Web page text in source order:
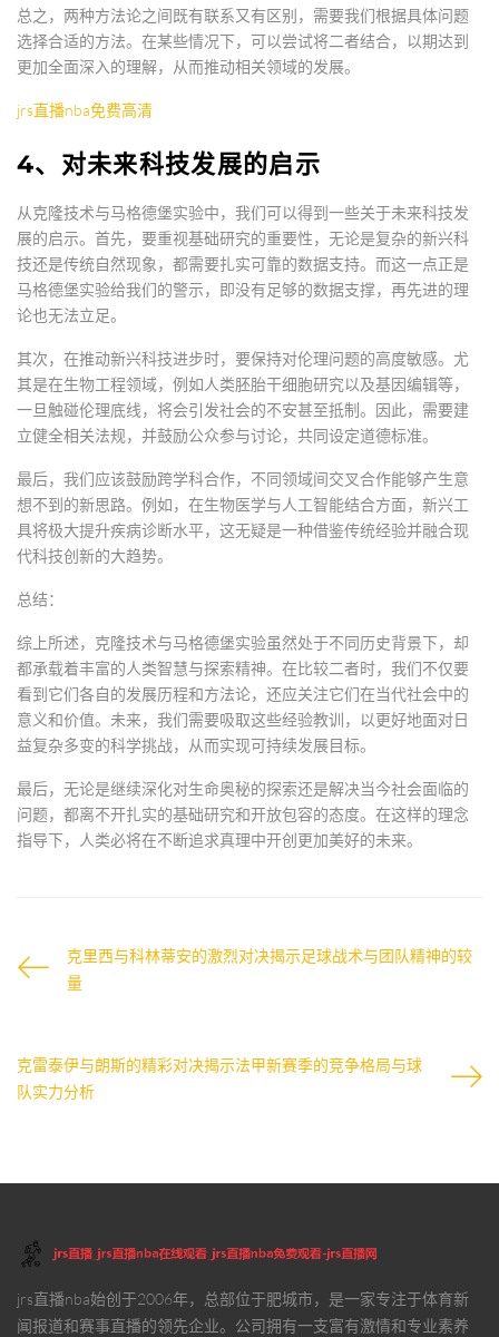
总之，两种方法论之间既有联系又有区别，需要我们根据具体问题
选择合适的方法。在某些情况下，可以尝试将二者结合，以期达到
更加全面深入的理解，从而推动相关领域的发展。
jrs直播nba免费高清
4、对未来科技发展的启示
从克隆技术与马格德堡实验中，我们可以得到一些关于未来科技发
展的启示。首先，要重视基础研究的重要性，无论是复杂的新兴科
技还是传统自然现象，都需要扎实可靠的数据支持。而这一点正是
马格德堡实验给我们的警示，即没有足够的数据支撑，再先进的理
论也无法立足。
其次，在推动新兴科技进步时，要保持对伦理问题的高度敏感。尤
其是在生物工程领域，例如人类胚胎干细胞研究以及基因编辑等，
一旦触碰伦理底线，将会引发社会的不安甚至抵制。因此，需要建
立健全相关法规，并鼓励公众参与讨论，共同设定道德标准。
最后，我们应该鼓励跨学科合作，不同领域间交叉合作能够产生意
想不到的新思路。例如，在生物医学与人工智能结合方面，新兴工
具将极大提升疾病诊断水平，这无疑是一种借鉴传统经验并融合现
代科技创新的大趋势。
总结：
综上所述，克隆技术与马格德堡实验虽然处于不同历史背景下，却
都承载着丰富的人类智慧与探索精神。在比较二者时，我们不仅要
看到它们各自的发展历程和方法论，还应关注它们在当代社会中的
意义和价值。未来，我们需要吸取这些经验教训，以更好地面对日
益复杂多变的科学挑战，从而实现可持续发展目标。
最后，无论是继续深化对生命奥秘的探索还是解决当今社会面临的
问题，都离不开扎实的基础研究和开放包容的态度。在这样的理念
指导下，人类必将在不断追求真理中开创更加美好的未来。
克里西与科林蒂安的激烈对决揭示足球战术与团队精神的较
量
克雷泰伊与朗斯的精彩对决揭示法甲新赛季的竞争格局与球
队实力分析
jrs直播nba始创于2006年，总部位于肥城市，是一家专注于体育新
闻报道和赛事直播的领先企业。公司拥有一支富有激情和专业素养